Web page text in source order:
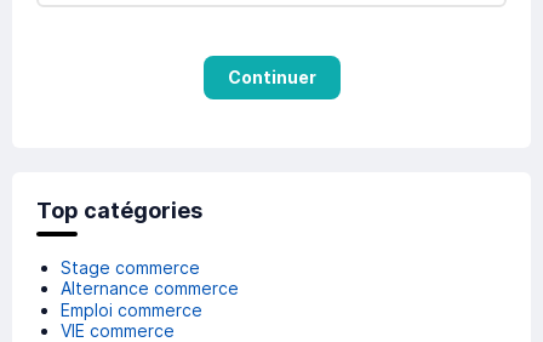
Continuer
Top catégories
Stage commerce
Alternance commerce
Emploi commerce
VIE commerce